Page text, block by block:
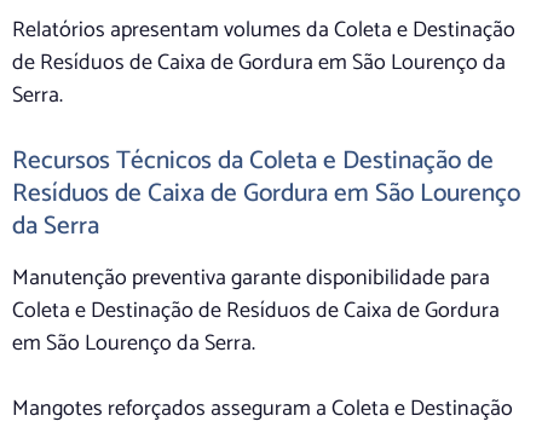
Relatórios apresentam volumes da Coleta e Destinação
de Resíduos de Caixa de Gordura em São Lourenço da
Serra.
Recursos Técnicos da Coleta e Destinação de
Resíduos de Caixa de Gordura em São Lourenço
da Serra
Manutenção preventiva garante disponibilidade para
Coleta e Destinação de Resíduos de Caixa de Gordura
em São Lourenço da Serra.
Mangotes reforçados asseguram a Coleta e Destinação